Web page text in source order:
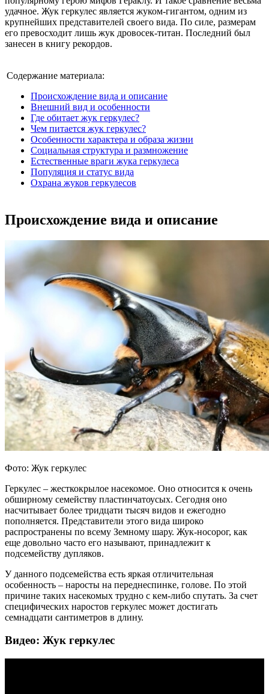
удачное. Жук геркулес является жуком-гигантом, одним из
крупнейших представителей своего вида. По силе, размерам
его превосходит лишь жук дровосек-титан. Последний был
занесен в книгу рекордов.
Содержание материала:
Происхождение вида и описание
Внешний вид и особенности
Где обитает жук геркулес?
Чем питается жук геркулес?
Особенности характера и образа жизни
Социальная структура и размножение
Естественные враги жука геркулеса
Популяция и статус вида
Охрана жуков геркулесов
Происхождение вида и описание
Фото: Жук геркулес
Геркулес – жесткокрылое насекомое. Оно относится к очень
обширному семейству пластинчатоусых. Сегодня оно
насчитывает более тридцати тысяч видов и ежегодно
пополняется. Представители этого вида широко
распространены по всему Земному шару. Жук-носорог, как
еще довольно часто его называют, принадлежит к
подсемейству дупляков.
У данного подсемейства есть яркая отличительная
особенность – наросты на переднеспинке, голове. По этой
причине таких насекомых трудно с кем-либо спутать. За счет
специфических наростов геркулес может достигать
семнадцати сантиметров в длину.
Видео: Жук геркулес